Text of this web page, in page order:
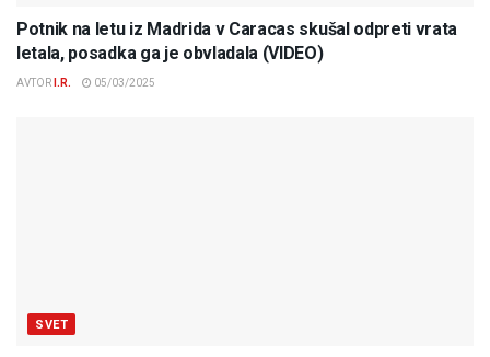
Potnik na letu iz Madrida v Caracas skušal odpreti vrata
letala, posadka ga je obvladala (VIDEO)
AVTOR I.R. 05/03/2025
SVET